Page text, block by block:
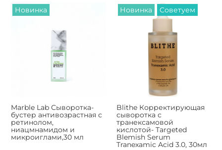
Новинка
Marble Lab Сыворотка-
бустер антивозрастная с
ретинолом,
ниацмнамидом и
микроиглами,30 мл
Новинка Советуем
Blithe Корректирующая
сыворотка с
транексамовой
кислотой- Targeted
Blemish Serum
Tranexamic Acid 3.0, 30мл